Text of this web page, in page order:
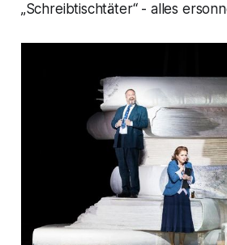
„Schreibtischtäter“ - alles